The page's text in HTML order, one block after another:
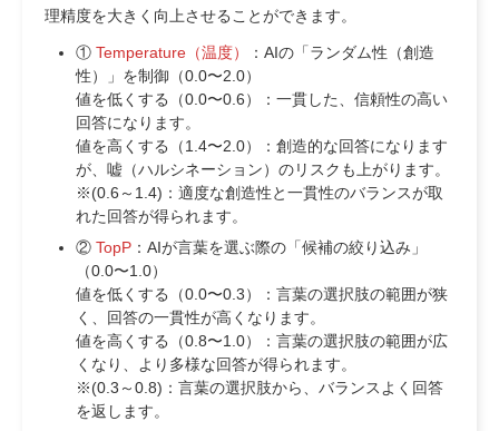
理精度を大きく向上させることができます。
① Temperature（温度）
：AIの「ランダム性（創造
性）」を制御（0.0〜2.0）
値を低くする（0.0〜0.6）：一貫した、信頼性の高い
回答になります。
値を高くする（1.4〜2.0）：創造的な回答になります
が、嘘（ハルシネーション）のリスクも上がります。
※(0.6～1.4)：適度な創造性と一貫性のバランスが取
れた回答が得られます。
② TopP ：AIが言葉を選ぶ際の「候補の絞り込み」
（0.0〜1.0）
値を低くする（0.0〜0.3）：言葉の選択肢の範囲が狭
く、回答の一貫性が高くなります。
値を高くする（0.8〜1.0）：言葉の選択肢の範囲が広
くなり、より多様な回答が得られます。
※(0.3～0.8)：言葉の選択肢から、バランスよく回答
を返します。